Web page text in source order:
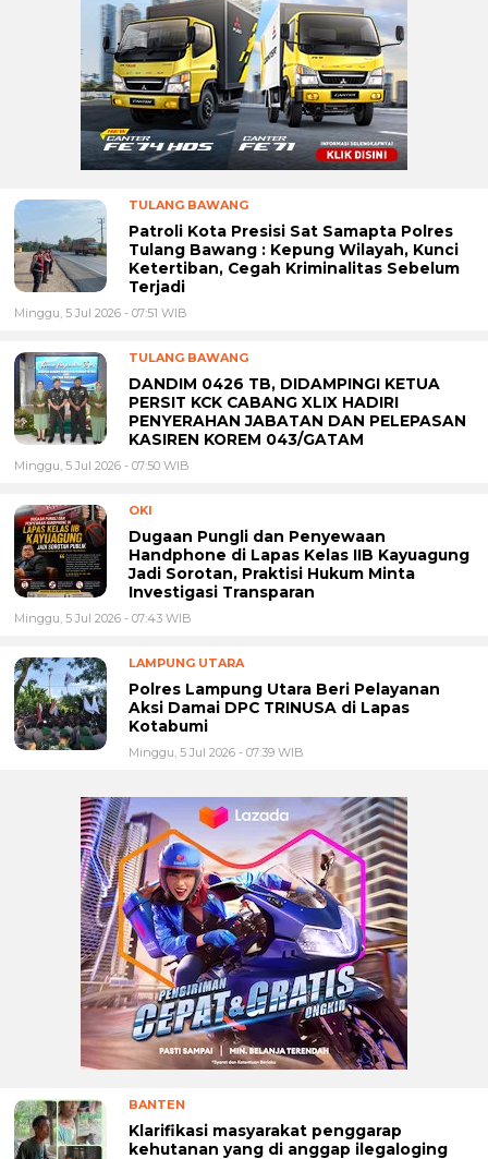
TULANG BAWANG
Patroli Kota Presisi Sat Samapta Polres
Tulang Bawang : Kepung Wilayah, Kunci
Ketertiban, Cegah Kriminalitas Sebelum
Terjadi
Minggu, 5 Jul 2026 - 07:51 WIB
TULANG BAWANG
DANDIM 0426 TB, DIDAMPINGI KETUA
PERSIT KCK CABANG XLIX HADIRI
PENYERAHAN JABATAN DAN PELEPASAN
KASIREN KOREM 043/GATAM
Minggu, 5 Jul 2026 - 07:50 WIB
OKI
Dugaan Pungli dan Penyewaan
Handphone di Lapas Kelas IIB Kayuagung
Jadi Sorotan, Praktisi Hukum Minta
Investigasi Transparan
Minggu, 5 Jul 2026 - 07:43 WIB
LAMPUNG UTARA
Polres Lampung Utara Beri Pelayanan
Aksi Damai DPC TRINUSA di Lapas
Kotabumi
Minggu, 5 Jul 2026 - 07:39 WIB
BANTEN
Klarifikasi masyarakat penggarap
kehutanan yang di anggap ilegaloging